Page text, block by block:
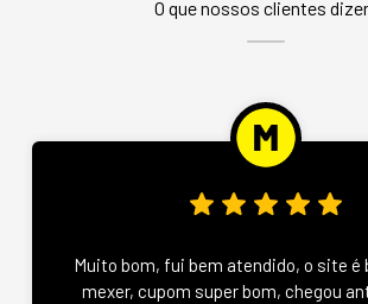
O que nossos clientes
Muito bom, fui bem atendido, o site é
mexer, cupom super bom, chegou